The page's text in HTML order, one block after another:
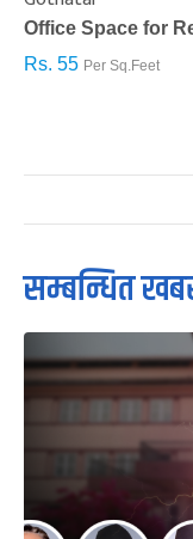
Office Space for
Rs. 55 Per Sq.Feet
सम्बन्धित